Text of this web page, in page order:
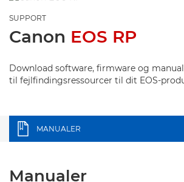
SUPPORT
Canon EOS RP
Download software, firmware og
til fejlfindingsressourcer til dit EOS-
MANUALER
Manualer